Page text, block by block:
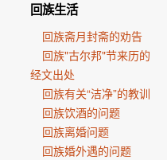
回族生活
回族斋月封斋的劝告
回族"古尔邦"节来历的
经文出处
回族有关“洁净”的教训
回族饮酒的问题
回族离婚问题
回族婚外遇的问题